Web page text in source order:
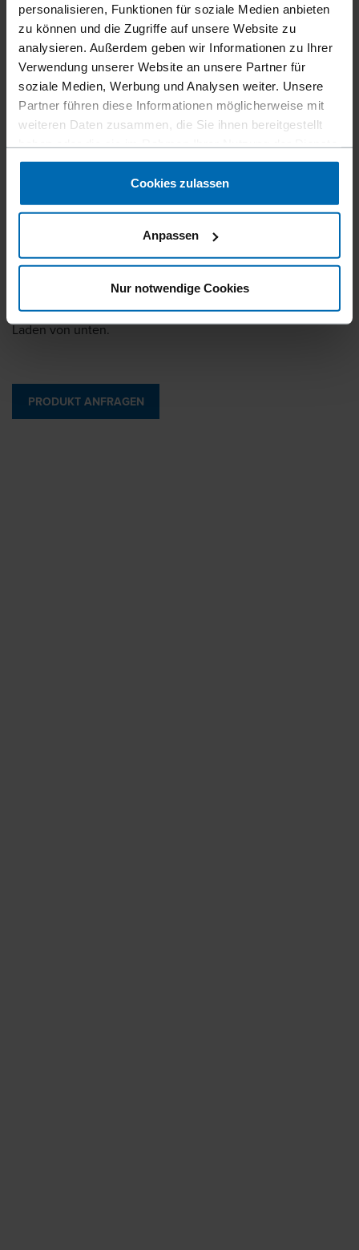
personalisieren, Funktionen für soziale Medien anbieten
zu können und die Zugriffe auf unsere Website zu
analysieren. Außerdem geben wir Informationen zu Ihrer
Verwendung unserer Website an unsere Partner für
soziale Medien, Werbung und Analysen weiter. Unsere
Partner führen diese Informationen möglicherweise mit
weiteren Daten zusammen, die Sie ihnen bereitgestellt
gesammelt haben.
Cookies zulassen
Anpassen
Nur notwendige Cookies
Feindraht­klammer­geräte
F1B 7C-16
Einhandverschluss für schnelles Nachladen. Magazin zum
Laden von unten.
PRODUKT ANFRAGEN